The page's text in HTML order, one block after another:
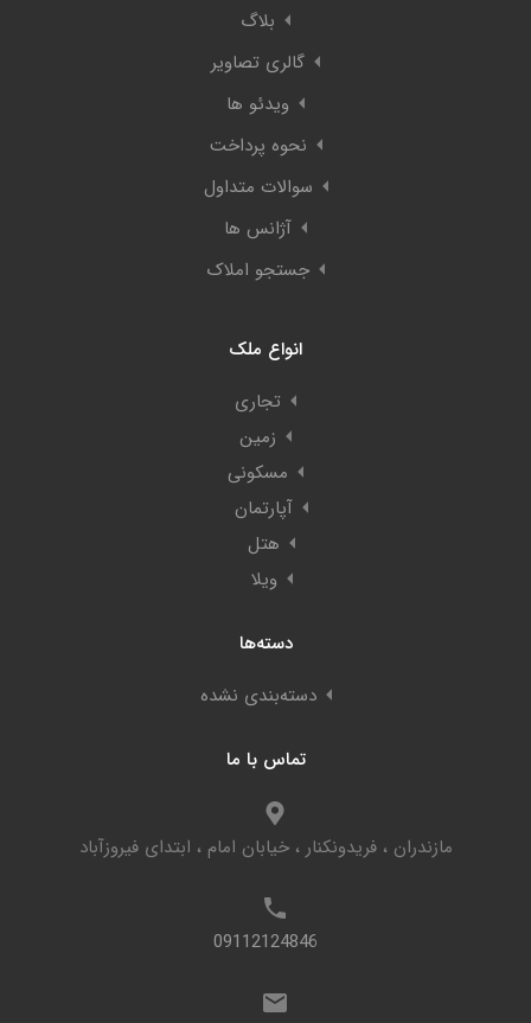
بلاگ
گالری تصاویر
ویدئو ها
نحوه پرداخت
سوالات متداول
آژانس ها
جستجو املاک
انواع ملک
تجاری
زمین
مسکونی
آپارتمان
هتل
ویلا
دسته‌ها
دسته‌بندی نشده
تماس با ما
مازندران ، فریدونکنار ، خیابان امام ، ابتدای فیروزآباد
09112124846